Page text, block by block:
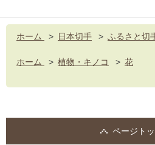
ホーム > 日本切手 > ふるさと切
ホーム > 植物・キノコ > 花
ページト